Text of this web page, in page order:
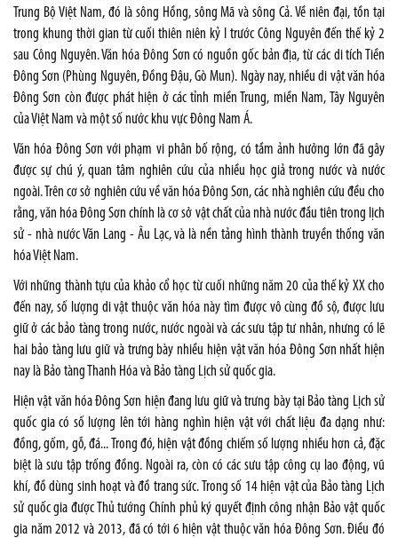
Trung Bộ Việt Nam, đó là sông Hồng, sông Mã và sông Cả. Về niên đại, tồn tại
trong khung thời gian từ cuối thiên niên kỷ I trước Công Nguyên đến thế kỷ 2
sau Công Nguyên. Văn hóa Đông Sơn có nguồn gốc bản địa, từ các di tích Tiền
Đông Sơn (Phùng Nguyên, Đồng Đậu, Gò Mun). Ngày nay, nhiều di vật văn hóa
Đông Sơn còn được phát hiện ở các tỉnh miền Trung, miền Nam, Tây Nguyên
của Việt Nam và một số nước khu vực Đông Nam Á.
Văn hóa Đông Sơn với phạm vi phân bố rộng, có tầm ảnh hưởng lớn đã gây
được sự chú ý, quan tâm nghiên cứu của nhiều học giả trong nước và nước
ngoài. Trên cơ sở nghiên cứu về văn hóa Đông Sơn, các nhà nghiên cứu đều cho
rằng, văn hóa Đông Sơn chính là cơ sở vật chất của nhà nước đầu tiên trong lịch
sử - nhà nước Văn Lang - Âu Lạc, và là nền tảng hình thành truyền thống văn
hóa Việt Nam.
Với những thành tựu của khảo cổ học từ cuối những năm 20 của thế kỷ XX cho
đến nay, số lượng di vật thuộc văn hóa này tìm được vô cùng đồ sộ, được lưu
giữ ở các bảo tàng trong nước, nước ngoài và các sưu tập tư nhân, nhưng có lẽ
hai bảo tàng lưu giữ và trưng bày nhiều hiện vật văn hóa Đông Sơn nhất hiện
nay là Bảo tàng Thanh Hóa và Bảo tàng Lịch sử quốc gia.
Hiện vật văn hóa Đông Sơn hiện đang lưu giữ và trưng bày tại Bảo tàng Lịch sử
quốc gia có số lượng lên tới hàng nghìn hiện vật với chất liệu đa dạng như:
đồng, gốm, gỗ, đá... Trong đó, hiện vật đồng chiếm số lượng nhiều hơn cả, đặc
biệt là sưu tập trống đồng. Ngoài ra, còn có các sưu tập công cụ lao động, vũ
khí, đồ dùng sinh hoạt và đồ trang sức. Trong số 14 hiện vật của Bảo tàng Lịch
sử quốc gia được Thủ tướng Chính phủ ký quyết định công nhận Bảo vật quốc
gia năm 2012 và 2013, đã có tới 6 hiện vật thuộc văn hóa Đông Sơn. Điều đó